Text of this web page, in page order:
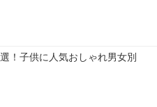
！子供に人気おしゃれ男女別